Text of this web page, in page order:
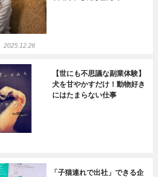
2025.12.26
【世にも不思議な副業体験】
犬を甘やかすだけ！動物好き
にはたまらない仕事
「子猫連れで出社」できる企